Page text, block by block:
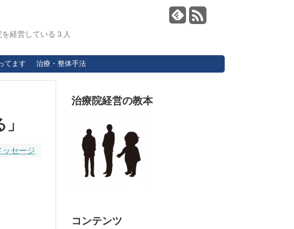
経営している３人
てます 治療・整体手法
ッセージ
治療院経営の教本
コンテンツ